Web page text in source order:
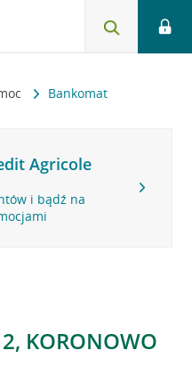
Bankomat
Agricole
i bądź na
KORONOWO